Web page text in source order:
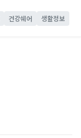
건강쉐어 생활정보